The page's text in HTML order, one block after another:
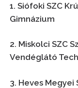
1. Siófoki SZC
Gimnázium
2. Miskolci SZC
Vendéglátó
3. Heves Megyei